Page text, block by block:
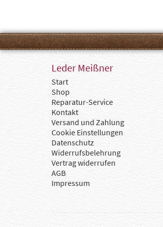
Leder Meißner
Start
Shop
Reparatur-Service
Kontakt
Versand und Zahlung
Cookie Einstellungen
Datenschutz
Widerrufsbelehrung
Vertrag widerrufen
AGB
Impressum